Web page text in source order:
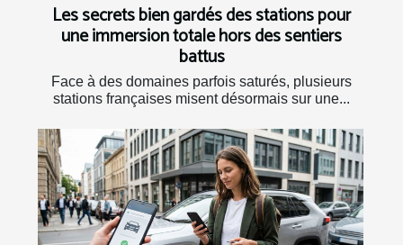
Les secrets bien gardés des stations pour
une immersion totale hors des sentiers
battus
Face à des domaines parfois saturés, plusieurs
stations françaises misent désormais sur une...